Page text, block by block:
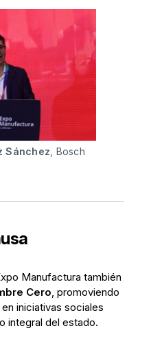
Sánchez , Bosch
Manufactura también
Cero , promoviendo
iniciativas sociales
integral del estado.